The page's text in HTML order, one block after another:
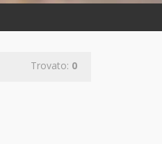
Trovato: 0